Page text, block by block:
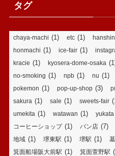
タグ
chaya-machi (1) etc (1) hanshin
honmachi (1) ice-fair (1)
kracie (1) kyosera-dome-osaka
no-smoking (1) npb (1) nu (1)
pokemon (1) pop-up-shop (3)
sakura (1) sale (1) sweets-fair
umekita (1) watawan (1) yukata
コーヒーショップ(1) パン店 (7)
地域 (1) 堺東駅 (1) 堺駅 (1)
箕面船場阪大前駅 (1) 箕面萱野駅